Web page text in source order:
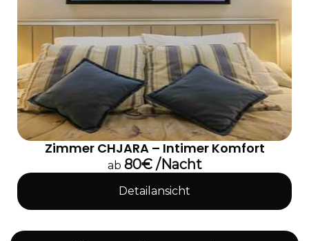
Zimmer CHJARA – Intimer Komfort
ab 80€ /Nacht
Detailansicht